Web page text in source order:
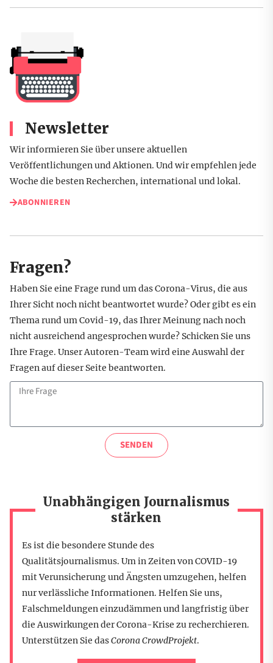
Newsletter
Wir informieren Sie über unsere aktuellen
Veröffentlichungen und Aktionen. Und wir empfehlen jede
Woche die besten Recherchen, international und lokal.
ABONNIEREN
Fragen?
Haben Sie eine Frage rund um das Corona-Virus, die aus
Ihrer Sicht noch nicht beantwortet wurde? Oder gibt es ein
Thema rund um Covid-19, das Ihrer Meinung nach noch
nicht ausreichend angesprochen wurde? Schicken Sie uns
Ihre Frage. Unser Autoren-Team wird eine Auswahl der
Fragen auf dieser Seite beantworten.
SENDEN
Unabhängigen Journalismus
stärken
Es ist die besondere Stunde des
Qualitätsjournalismus. Um in Zeiten von COVID-19
mit Verunsicherung und Ängsten umzugehen, helfen
nur verlässliche Informationen. Helfen Sie uns,
Falschmeldungen einzudämmen und langfristig über
die Auswirkungen der Corona-Krise zu recherchieren.
Unterstützen Sie dasCorona CrowdProjekt.